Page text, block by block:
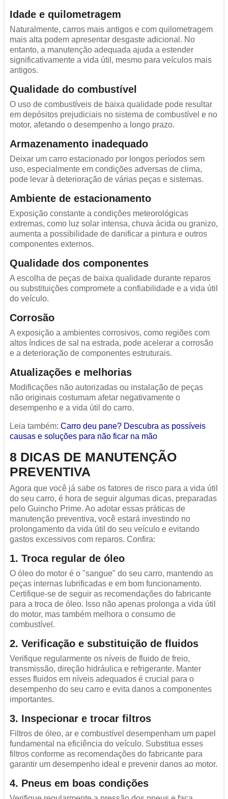
Idade e quilometragem
Naturalmente, carros mais antigos e com quilometragem
mais alta podem apresentar desgaste adicional. No
entanto, a manutenção adequada ajuda a estender
significativamente a vida útil, mesmo para veículos mais
antigos.
Qualidade do combustível
O uso de combustíveis de baixa qualidade pode resultar
em depósitos prejudiciais no sistema de combustível e no
motor, afetando o desempenho a longo prazo.
Armazenamento inadequado
Deixar um carro estacionado por longos períodos sem
uso, especialmente em condições adversas de clima,
pode levar à deterioração de várias peças e sistemas.
Ambiente de estacionamento
Exposição constante a condições meteorológicas
extremas, como luz solar intensa, chuva ácida ou granizo,
aumenta a possibilidade de danificar a pintura e outros
componentes externos.
Qualidade dos componentes
A escolha de peças de baixa qualidade durante reparos
ou substituições compromete a confiabilidade e a vida útil
do veículo.
Corrosão
A exposição a ambientes corrosivos, como regiões com
altos índices de sal na estrada, pode acelerar a corrosão
e a deterioração de componentes estruturais.
Atualizações e melhorias
Modificações não autorizadas ou instalação de peças
não originais costumam afetar negativamente o
desempenho e a vida útil do carro.
Leia também: Carro deu pane? Descubra as possíveis
causas e soluções para não ficar na mão
8 DICAS DE MANUTENÇÃO
PREVENTIVA
Agora que você já sabe os fatores de risco para a vida útil
do seu carro, é hora de seguir algumas dicas, preparadas
pelo Guincho Prime. Ao adotar essas práticas de
manutenção preventiva, você estará investindo no
prolongamento da vida útil do seu veículo e evitando
gastos excessivos com reparos. Confira:
1. Troca regular de óleo
O óleo do motor é o "sangue" do seu carro, mantendo as
peças internas lubrificadas e em bom funcionamento.
Certifique-se de seguir as recomendações do fabricante
para a troca de óleo. Isso não apenas prolonga a vida útil
do motor, mas também melhora o consumo de
combustível.
2. Verificação e substituição de fluidos
Verifique regularmente os níveis de fluido de freio,
transmissão, direção hidráulica e refrigerante. Manter
esses fluidos em níveis adequados é crucial para o
desempenho do seu carro e evita danos a componentes
importantes.
3. Inspecionar e trocar filtros
Filtros de óleo, ar e combustível desempenham um papel
fundamental na eficiência do veículo. Substitua esses
filtros conforme as recomendações do fabricante para
garantir um desempenho ideal e prevenir danos ao motor.
4. Pneus em boas condições